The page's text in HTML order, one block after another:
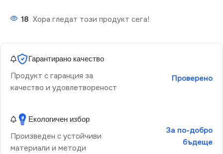
18 Хора гледат този продукт сега!
Гарантирано качество
Продукт с гаранция за
качество и удовлетвореност
Проверено
Екологичен избор
Произведен с устойчиви
материали и методи
За по-добро
бъдеще